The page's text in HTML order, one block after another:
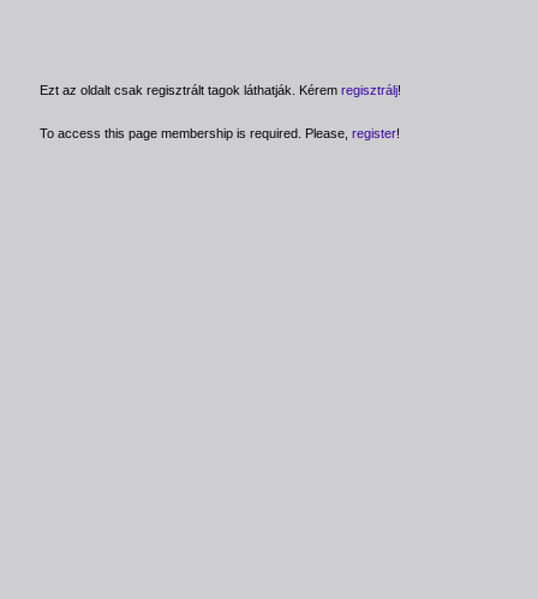
Ezt az oldalt csak regisztrált tagok láthatják. Kérem regisztrálj!
To access this page membership is required. Please, register!